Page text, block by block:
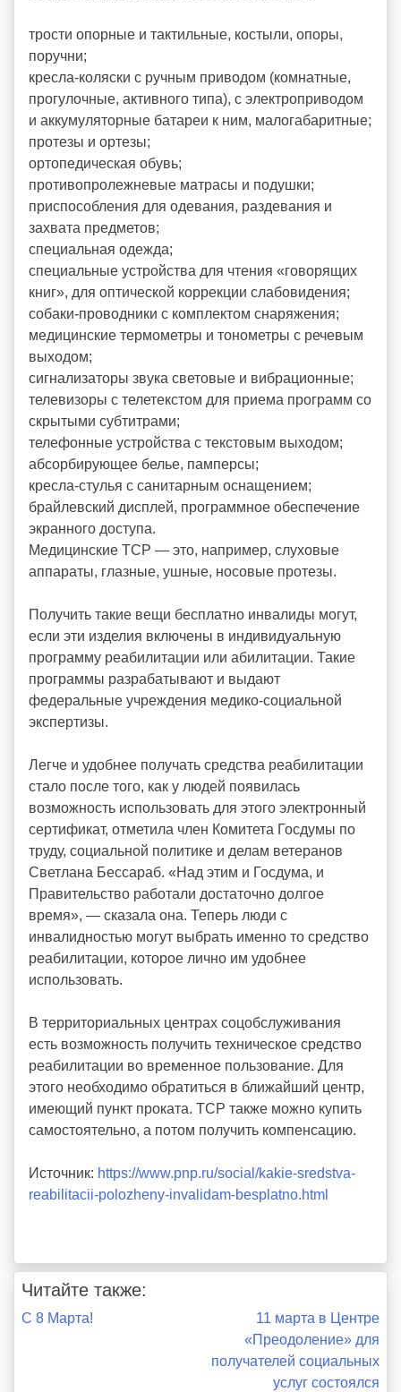
трости опорные и тактильные, костыли, опоры,
поручни;
кресла-коляски с ручным приводом (комнатные,
прогулочные, активного типа), с электроприводом
и аккумуляторные батареи к ним, малогабаритные;
протезы и ортезы;
ортопедическая обувь;
противопролежневые матрасы и подушки;
приспособления для одевания, раздевания и
захвата предметов;
специальная одежда;
специальные устройства для чтения «говорящих
книг», для оптической коррекции слабовидения;
собаки-проводники с комплектом снаряжения;
медицинские термометры и тонометры с речевым
выходом;
сигнализаторы звука световые и вибрационные;
телевизоры с телетекстом для приема программ со
скрытыми субтитрами;
телефонные устройства с текстовым выходом;
абсорбирующее белье, памперсы;
кресла-стулья с санитарным оснащением;
брайлевский дисплей, программное обеспечение
экранного доступа.
Медицинские ТСР — это, например, слуховые
аппараты, глазные, ушные, носовые протезы.
Получить такие вещи бесплатно инвалиды могут,
если эти изделия включены в индивидуальную
программу реабилитации или абилитации. Такие
программы разрабатывают и выдают
федеральные учреждения медико-социальной
экспертизы.
Легче и удобнее получать средства реабилитации
стало после того, как у людей появилась
возможность использовать для этого электронный
сертификат, отметила член Комитета Госдумы по
труду, социальной политике и делам ветеранов
Светлана Бессараб. «Над этим и Госдума, и
Правительство работали достаточно долгое
время», — сказала она. Теперь люди с
инвалидностью могут выбрать именно то средство
реабилитации, которое лично им удобнее
использовать.
В территориальных центрах соцобслуживания
есть возможность получить техническое средство
реабилитации во временное пользование. Для
этого необходимо обратиться в ближайший центр,
имеющий пункт проката. ТСР также можно купить
самостоятельно, а потом получить компенсацию.
Источник: https://www.pnp.ru/social/kakie-sredstva-
reabilitacii-polozheny-invalidam-besplatno.html
Читайте также:
Навигация
С 8 Марта!
11 марта в Центре
«Преодоление» для
получателей социальных
услуг состоялся